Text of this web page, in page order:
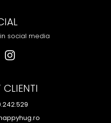
social media
CLIENTI